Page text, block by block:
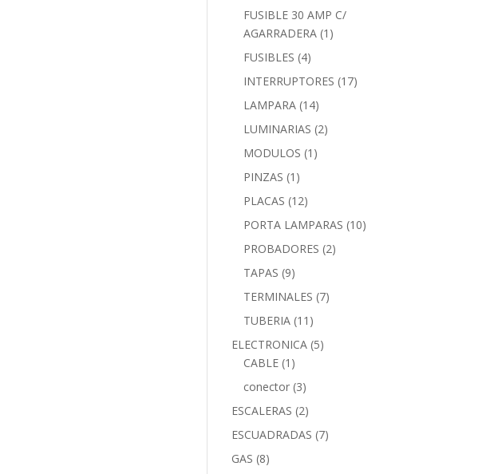
FUSIBLE 30 AMP C/
AGARRADERA (1)
FUSIBLES (4)
INTERRUPTORES (17)
LAMPARA (14)
LUMINARIAS (2)
MODULOS (1)
PINZAS (1)
PLACAS (12)
PORTA LAMPARAS (10)
PROBADORES (2)
TAPAS (9)
TERMINALES (7)
TUBERIA (11)
ELECTRONICA (5)
CABLE (1)
conector (3)
ESCALERAS (2)
ESCUADRADAS (7)
GAS (8)